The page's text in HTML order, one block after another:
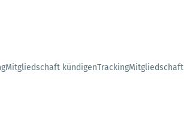
Mitgliedschaft kündigenTracking